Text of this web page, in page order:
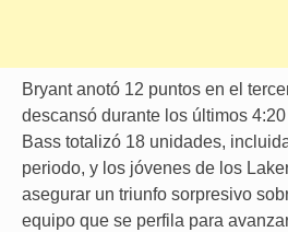
Bryant anotó 12 puntos en el
descansó durante los últimos
Bass totalizó 18 unidades,
periodo, y los jóvenes de los
asegurar un triunfo sorpresivo
equipo que se perfila para